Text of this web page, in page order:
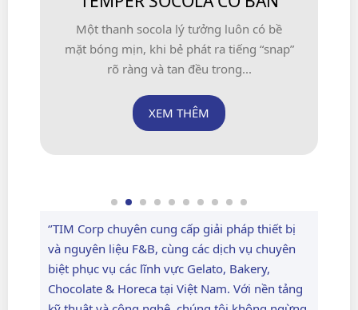
Một thanh socola lý tưởng luôn có bề
mặt bóng mịn, khi bẻ phát ra tiếng “snap”
rõ ràng và tan đều trong...
XEM THÊM
‘’TIM Corp chuyên cung cấp giải pháp thiết bị
và nguyên liệu F&B, cùng các dịch vụ chuyên
biệt phục vụ các lĩnh vực Gelato, Bakery,
Chocolate & Horeca tại Việt Nam. Với nền tảng